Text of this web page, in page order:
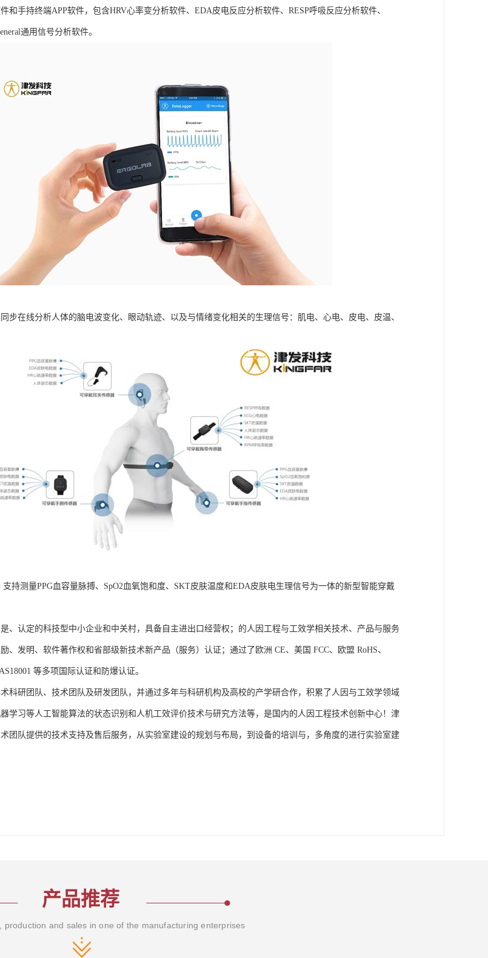
和手持终端APP软件，包含HRV心率变分析软件、EDA皮电反应分析软件、RESP呼吸反应分析软件、
通用信号分析软件。
步在线分析人体的脑电波变化、眼动轨迹、以及与情绪变化相关的生理信号：肌电、心电、皮电、皮温、
持测量PPG血容量脉搏、SpO2血氧饱和度、SKT皮肤温度和EDA皮肤电生理信号为一体的新型智能穿戴
、认定的科技型中小企业和中关村，具备自主进出口经营权；的人因工程与工效学相关技术、产品与服务
、发明、软件著作权和省部级新技术新产品（服务）认证；通过了欧洲 CE、美国 FCC、欧盟 RoHS、
等多项国际认证和防爆认证。
科研团队、技术团队及研发团队，并通过多年与科研机构及高校的产学研合作，积累了人因与工效学领域
学习等人工智能算法的状态识别和人机工效评价技术与研究方法等，是国内的人因工程技术创新中心！津
团队提供的技术支持及售后服务，从实验室建设的规划与布局，到设备的培训与，多角度的进行实验室建
产品推荐
production and sales in one of the manufacturing enterprises